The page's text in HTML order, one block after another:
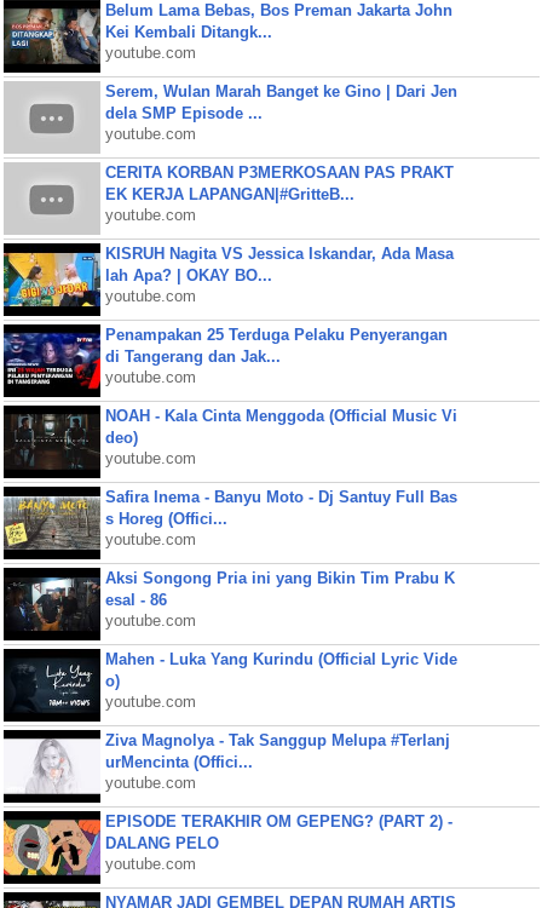
Belum Lama Bebas, Bos Preman Jakarta John
Kei Kembali Ditangk...
youtube.com
Serem, Wulan Marah Banget ke Gino | Dari Jen
dela SMP Episode ...
youtube.com
CERITA KORBAN P3MERKOSAAN PAS PRAKT
EK KERJA LAPANGAN|#GritteB...
youtube.com
KISRUH Nagita VS Jessica Iskandar, Ada Masa
lah Apa? | OKAY BO...
youtube.com
Penampakan 25 Terduga Pelaku Penyerangan
di Tangerang dan Jak...
youtube.com
NOAH - Kala Cinta Menggoda (Official Music Vi
deo)
youtube.com
Safira Inema - Banyu Moto - Dj Santuy Full Bas
s Horeg (Offici...
youtube.com
Aksi Songong Pria ini yang Bikin Tim Prabu K
esal - 86
youtube.com
Mahen - Luka Yang Kurindu (Official Lyric Vide
o)
youtube.com
Ziva Magnolya - Tak Sanggup Melupa #Terlanj
urMencinta (Offici...
youtube.com
EPISODE TERAKHIR OM GEPENG? (PART 2) -
DALANG PELO
youtube.com
NYAMAR JADI GEMBEL DEPAN RUMAH ARTIS